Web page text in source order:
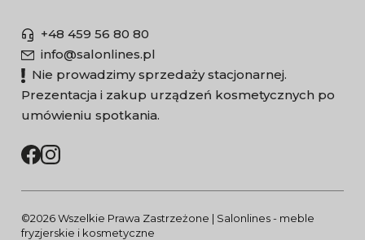
+48 459 56 80 80
info@salonlines.pl
Nie prowadzimy sprzedaży stacjonarnej.
Prezentacja i zakup urządzeń kosmetycznych po
umówieniu spotkania.
©2026 Wszelkie Prawa Zastrzeżone | Salonlines - meble
fryzjerskie i kosmetyczne